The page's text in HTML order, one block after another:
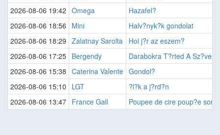
2026-08-06 19:42 Omega
Hazafel?
2026-08-06 18:56
Mini
Halv?nyk?k gondolat
2026-08-06 18:29 Zalatnay Sarolta
Hol j?r az eszem?
2026-08-06 17:25 Bergendy
Darabokra T?rted A Sz?vem
2026-08-06 15:38 Caterina Valente Gondol?
2026-08-06 15:10
LGT
?l?k a j?rd?n
2026-08-06 13:47 France Gall Poupee de cire poup?e son